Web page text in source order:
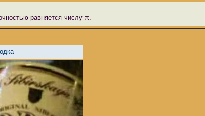
равняется числу π.